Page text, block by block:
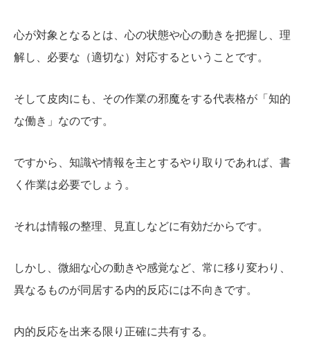
心が対象となるとは、心の状態や心の動きを把握し、理
解し、必要な（適切な）対応するということです。
そして皮肉にも、その作業の邪魔をする代表格が「知的
な働き」なのです。
ですから、知識や情報を主とするやり取りであれば、書
く作業は必要でしょう。
それは情報の整理、見直しなどに有効だからです。
しかし、微細な心の動きや感覚など、常に移り変わり、
異なるものが同居する内的反応には不向きです。
内的反応を出来る限り正確に共有する。